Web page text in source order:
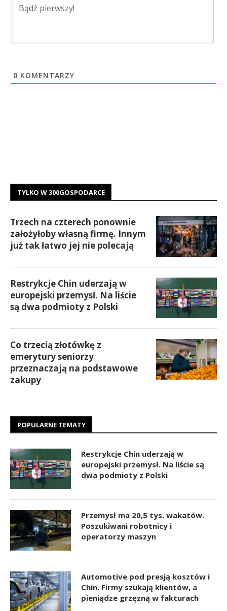
0 KOMENTARZY
TYLKO W 300GOSPODARCE
Trzech na czterech ponownie
założyłoby własną firmę. Innym
już tak łatwo jej nie polecają
Restrykcje Chin uderzają w
europejski przemysł. Na liście
są dwa podmioty z Polski
Co trzecią złotówkę z
emerytury seniorzy
przeznaczają na podstawowe
zakupy
POPULARNE TEMATY
Restrykcje Chin uderzają w
europejski przemysł. Na liście są
dwa podmioty z Polski
Przemysł ma 20,5 tys. wakatów.
Poszukiwani robotnicy i
operatorzy maszyn
Automotive pod presją kosztów i
Chin. Firmy szukają klientów, a
pieniądze grzęzną w fakturach